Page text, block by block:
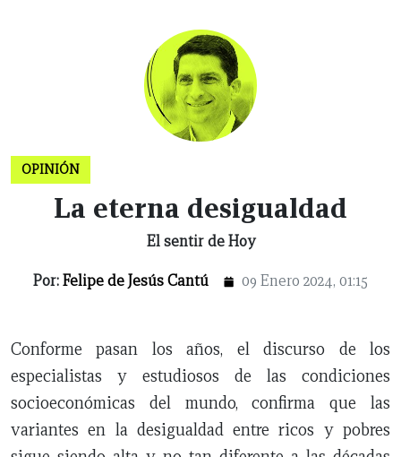
LEÓN
INTERNACIONAL
ESPECTÁCULOS
DE
HEMEROTECA
SUPLEMENTOS
OPINIÓN
La eterna desigualdad
El sentir de Hoy
Por:Felipe de Jesús Cantú 09 Enero 2024, 01:15
Conforme pasan los años, el discurso de los
especialistas y estudiosos de las condiciones
socioeconómicas del mundo, confirma que las
variantes en la desigualdad entre ricos y pobres